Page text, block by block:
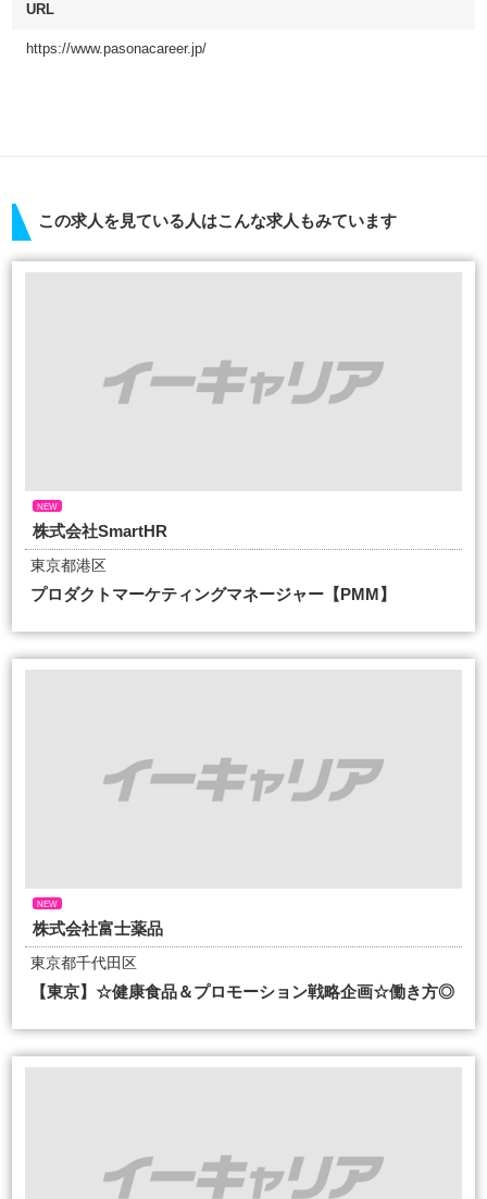
URL
https://www.pasonacareer.jp/
この求人を見ている人はこんな求人もみています
NEW
株式会社SmartHR
東京都港区
プロダクトマーケティングマネージャー【PMM】
NEW
株式会社富士薬品
東京都千代田区
【東京】☆健康食品＆プロモーション戦略企画☆働き方◎